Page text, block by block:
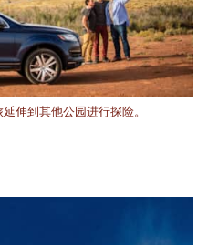
伸到其他公园进行探险。